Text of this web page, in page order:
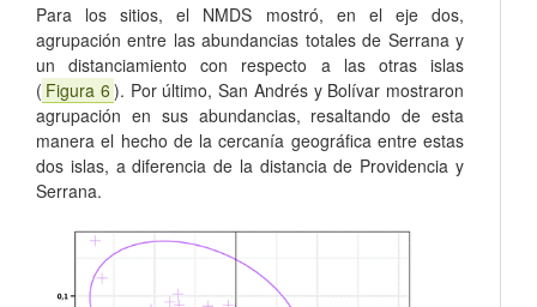
Para los sitios, el NMDS mostró, en el eje dos,
agrupación entre las abundancias totales de Serrana y
un distanciamiento con respecto a las otras islas
( Figura 6 ). Por último, San Andrés y Bolívar mostraron
agrupación en sus abundancias, resaltando de esta
manera el hecho de la cercanía geográfica entre estas
dos islas, a diferencia de la distancia de Providencia y
Serrana.